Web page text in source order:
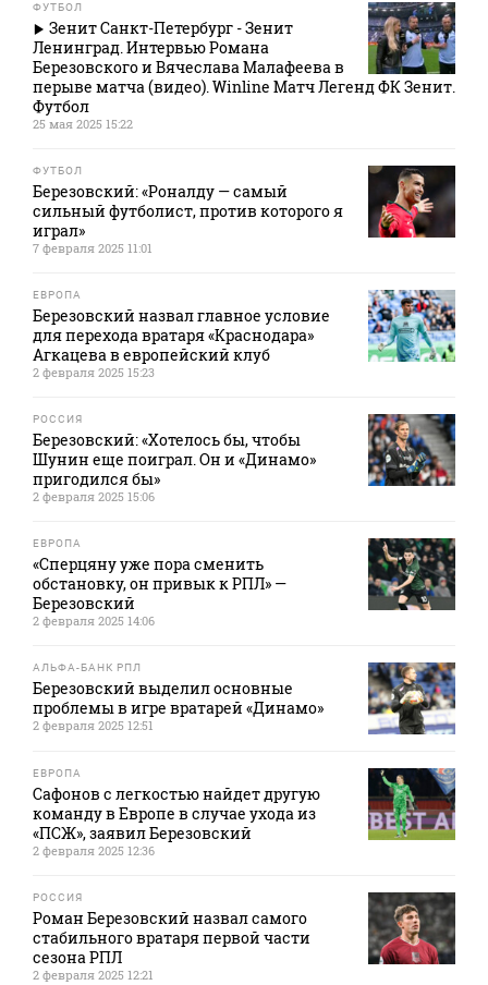
ФУТБОЛ
Зенит Санкт-Петербург - Зенит
Ленинград. Интервью Романа
Березовского и Вячеслава Малафеева в
перыве матча (видео). Winline Матч Легенд ФК Зенит.
Футбол
25 мая 2025 15:22
ФУТБОЛ
Березовский: «Роналду — самый
сильный футболист, против которого я
играл»
7 февраля 2025 11:01
ЕВРОПА
Березовский назвал главное условие
для перехода вратаря «Краснодара»
Агкацева в европейский клуб
2 февраля 2025 15:23
РОССИЯ
Березовский: «Хотелось бы, чтобы
Шунин еще поиграл. Он и «Динамо»
пригодился бы»
2 февраля 2025 15:06
ЕВРОПА
«Сперцяну уже пора сменить
обстановку, он привык к РПЛ» —
Березовский
2 февраля 2025 14:06
АЛЬФА-БАНК РПЛ
Березовский выделил основные
проблемы в игре вратарей «Динамо»
2 февраля 2025 12:51
ЕВРОПА
Сафонов с легкостью найдет другую
команду в Европе в случае ухода из
«ПСЖ», заявил Березовский
2 февраля 2025 12:36
РОССИЯ
Роман Березовский назвал самого
стабильного вратаря первой части
сезона РПЛ
2 февраля 2025 12:21